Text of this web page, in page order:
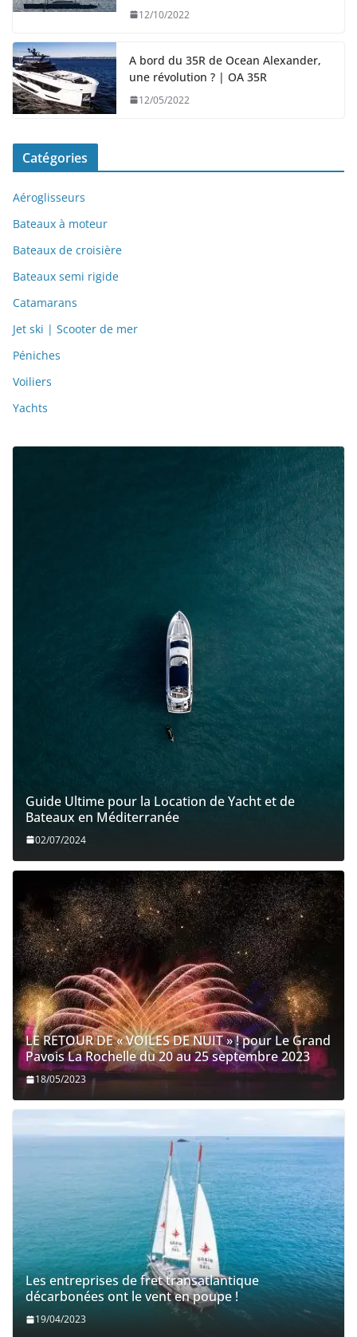
12/10/2022
A bord du 35R de Ocean Alexander,
une révolution ? | OA 35R
12/05/2022
Catégories
Aéroglisseurs
Bateaux à moteur
Bateaux de croisière
Bateaux semi rigide
Catamarans
Jet ski | Scooter de mer
Péniches
Voiliers
Yachts
Guide Ultime pour la Location de Yacht et de
Bateaux en Méditerranée
02/07/2024
LE RETOUR DE « VOILES DE NUIT » ! pour Le Grand
Pavois La Rochelle du 20 au 25 septembre 2023
18/05/2023
Les entreprises de fret transatlantique
décarbonées ont le vent en poupe !
19/04/2023